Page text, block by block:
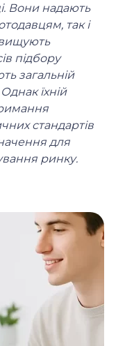
Вони надають
так і
підбору
загальній
їхній
стандартів
для
ринку.